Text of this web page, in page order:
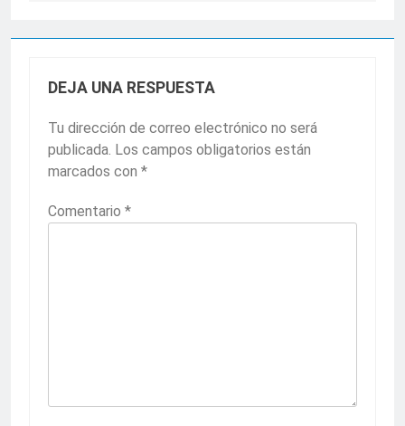
DEJA UNA RESPUESTA
Tu dirección de correo electrónico no será
publicada. Los campos obligatorios están
marcados con *
Comentario *